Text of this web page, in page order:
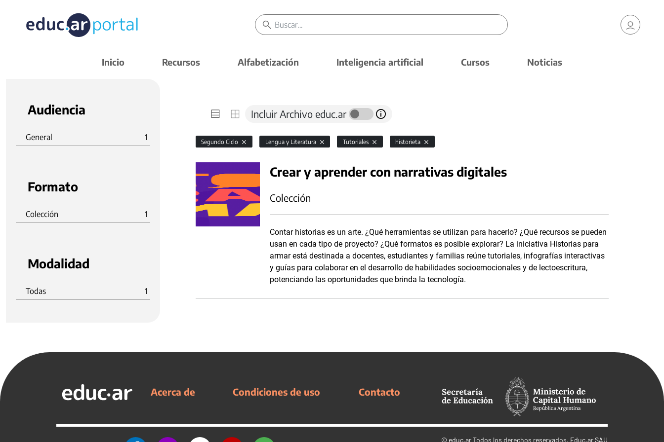
Inicio Recursos Alfabetización Inteligencia artificial Cursos Noticias
Audiencia
General 1
Formato
Colección 1
Modalidad
Todas 1
Incluir Archivo educ.ar
Segundo Ciclo Lengua y Literatura Tutoriales historieta
Crear y aprender con narrativas digitales
Colección
Contar historias es un arte. ¿Qué herramientas se utilizan para hacerlo? ¿Qué recursos se pueden
usan en cada tipo de proyecto? ¿Qué formatos es posible explorar? La iniciativa Historias para
armar está destinada a docentes, estudiantes y familias reúne tutoriales, infografías interactivas
y guías para colaborar en el desarrollo de habilidades socioemocionales y de lectoescritura,
potenciando las oportunidades que brinda la tecnología.
Acerca de Condiciones de uso Contacto
© educ.arTodos los derechos reservados. Educ.ar SAU